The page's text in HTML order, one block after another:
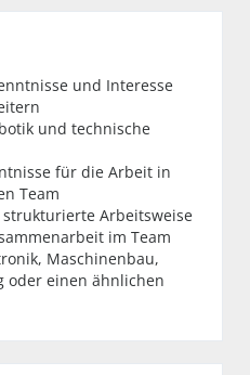
und Interesse
und technische
für die Arbeit in
Team
Arbeitsweise
im Team
Maschinenbau,
oder einen ähnlichen